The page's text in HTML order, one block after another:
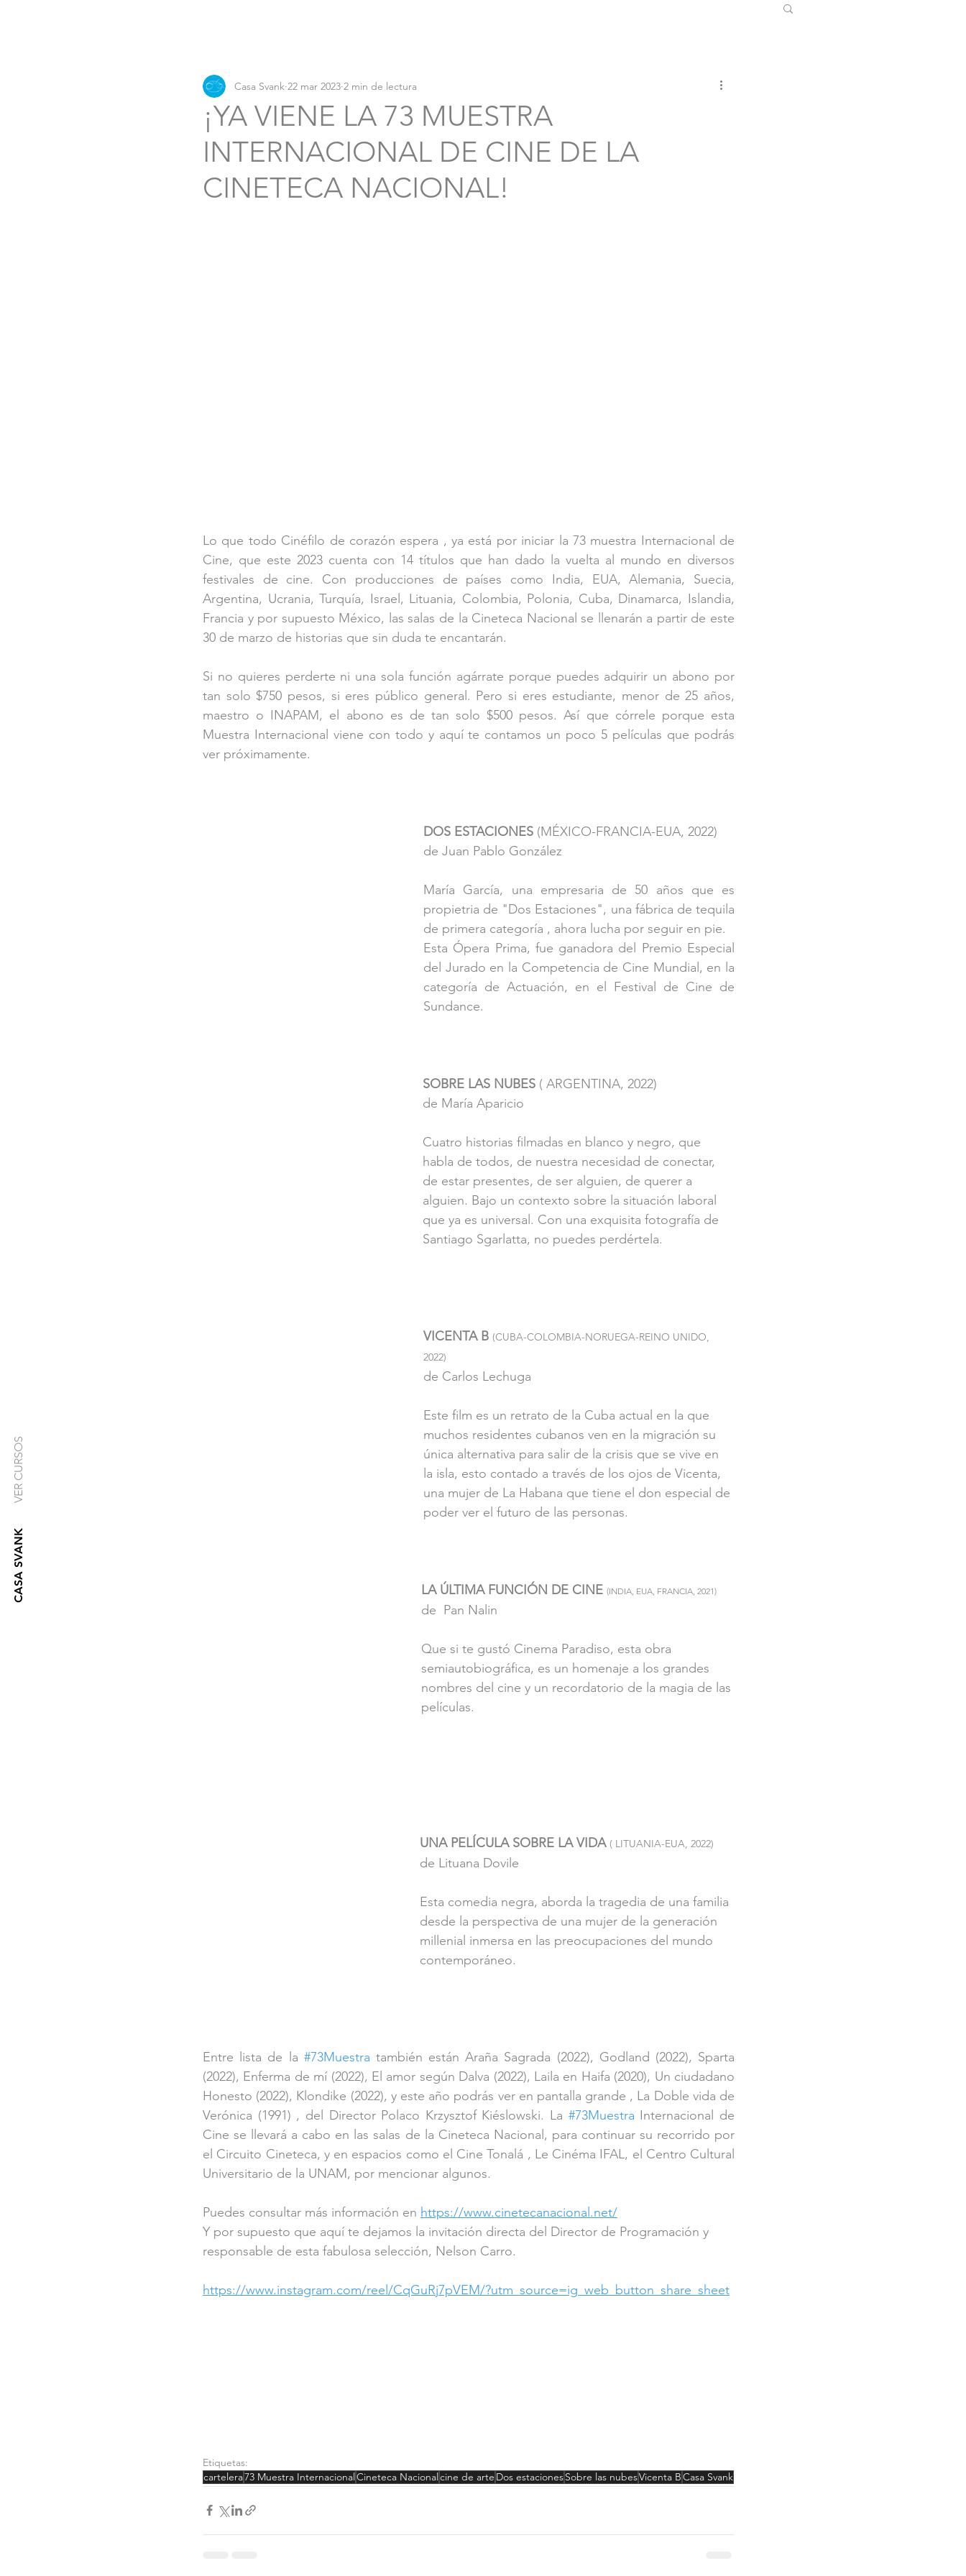
CASA SVANK
VER CURSOS
¡YA VIENE LA 73 MUESTRA
INTERNACIONAL DE CINE DE LA
CINETECA NACIONAL!
Casa Svank 22 mar 2023 2 min de lectura
Lo que todo Cinéfilo de corazón espera , ya está por iniciar la 73 muestra Internacional de
Cine, que este 2023 cuenta con 14 títulos que han dado la vuelta al mundo en diversos
festivales de cine. Con producciones de países como India, EUA, Alemania, Suecia,
Argentina, Ucrania, Turquía, Israel, Lituania, Colombia, Polonia, Cuba, Dinamarca, Islandia,
Francia y por supuesto México, las salas de la Cineteca Nacional se llenarán a partir de este
30 de marzo de historias que sin duda te encantarán.
Si no quieres perderte ni una sola función agárrate porque puedes adquirir un abono por
tan solo $750 pesos, si eres público general. Pero si eres estudiante, menor de 25 años,
maestro o INAPAM, el abono es de tan solo $500 pesos. Así que córrele porque esta
Muestra Internacional viene con todo y aquí te contamos un poco 5 películas que podrás
ver próximamente.
DOS ESTACIONES (MÉXICO-FRANCIA-EUA, 2022)
de Juan Pablo González
María García, una empresaria de 50 años que es
propietria de "Dos Estaciones", una fábrica de tequila
de primera categoría , ahora lucha por seguir en pie.
Esta Ópera Prima, fue ganadora del Premio Especial
del Jurado en la Competencia de Cine Mundial, en la
categoría de Actuación, en el Festival de Cine de
Sundance.
SOBRE LAS NUBES ( ARGENTINA, 2022)
de María Aparicio
Cuatro historias filmadas en blanco y negro, que
habla de todos, de nuestra necesidad de conectar,
de estar presentes, de ser alguien, de querer a
alguien. Bajo un contexto sobre la situación laboral
que ya es universal. Con una exquisita fotografía de
Santiago Sgarlatta, no puedes perdértela.
VICENTA B (CUBA-COLOMBIA-NORUEGA-REINO UNIDO,
2022)
de Carlos Lechuga
Este film es un retrato de la Cuba actual en la que
muchos residentes cubanos ven en la migración su
única alternativa para salir de la crisis que se vive en
la isla, esto contado a través de los ojos de Vicenta,
una mujer de La Habana que tiene el don especial de
poder ver el futuro de las personas.
LA ÚLTIMA FUNCIÓN DE CINE (INDIA, EUA, FRANCIA, 2021)
de  Pan Nalin
Que si te gustó Cinema Paradiso, esta obra
semiautobiográfica, es un homenaje a los grandes
nombres del cine y un recordatorio de la magia de las
películas.
UNA PELÍCULA SOBRE LA VIDA ( LITUANIA-EUA, 2022)
de Lituana Dovile
Esta comedia negra, aborda la tragedia de una familia
desde la perspectiva de una mujer de la generación
millenial inmersa en las preocupaciones del mundo
contemporáneo.
Entre lista de la #73Muestra también están Araña Sagrada (2022), Godland (2022), Sparta
(2022), Enferma de mí (2022), El amor según Dalva (2022), Laila en Haifa (2020), Un ciudadano
Honesto (2022), Klondike (2022), y este año podrás ver en pantalla grande , La Doble vida de
Verónica (1991) , del Director Polaco Krzysztof Kiéslowski. La #73Muestra Internacional de
Cine se llevará a cabo en las salas de la Cineteca Nacional, para continuar su recorrido por
el Circuito Cineteca, y en espacios como el Cine Tonalá , Le Cinéma IFAL, el Centro Cultural
Universitario de la UNAM, por mencionar algunos.
Puedes consultar más información en https://www.cinetecanacional.net/
Y por supuesto que aquí te dejamos la invitación directa del Director de Programación y
responsable de esta fabulosa selección, Nelson Carro.
https://www.instagram.com/reel/CqGuRj7pVEM/?utm_source=ig_web_button_share_sheet
Etiquetas:
cartelera73 Muestra InternacionalCineteca Nacionalcine de arte Dos estacionesSobre las nubesVicenta BCasa Svank